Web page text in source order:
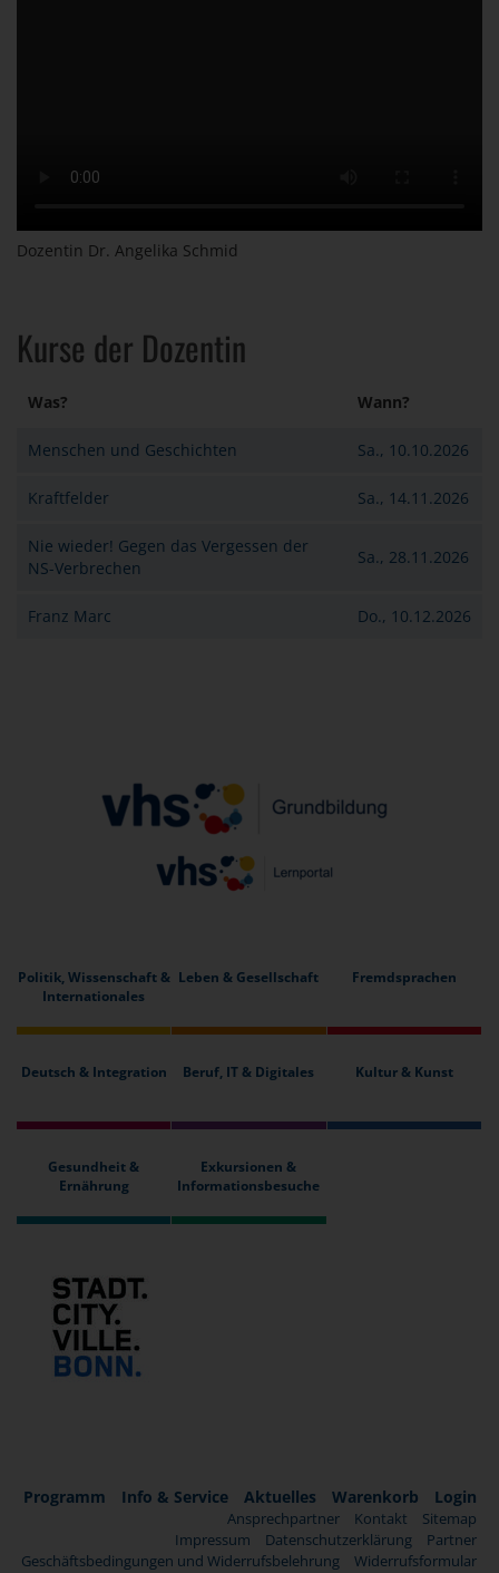
Dozentin Dr. Angelika Schmid
Kurse der Dozentin
Was? Wann?
Menschen und Geschichten Sa., 10.10.2026
Kraftfelder Sa., 14.11.2026
Nie wieder! Gegen das Vergessen der
NS-Verbrechen
Sa., 28.11.2026
Franz Marc Do., 10.12.2026
Politik, Wissenschaft &
Internationales
Leben & Gesellschaft Fremdsprachen
Deutsch & Integration Beruf, IT & Digitales Kultur & Kunst
Gesundheit &
Ernährung
Exkursionen &
Informationsbesuche
Programm Info & Service Aktuelles Warenkorb Login
Ansprechpartner Kontakt
Sitemap
Impressum
Datenschutzerklärung
Partner
Geschäftsbedingungen und Widerrufsbelehrung
Widerrufsformular